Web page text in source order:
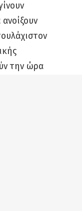
την ώρα